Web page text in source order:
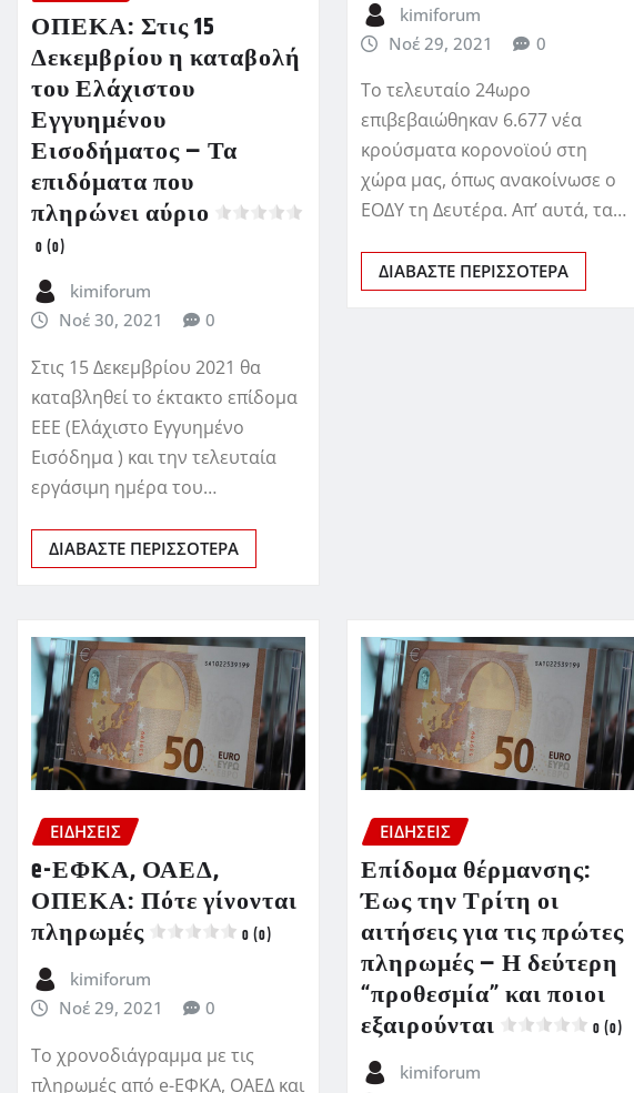
ΟΠΕΚΑ: Στις 15
Δεκεμβρίου η καταβολή
του Ελάχιστου
Εγγυημένου
Εισοδήματος – Τα
επιδόματα που
πληρώνει αύριο
0 (0)
kimiforum
Νοέ 30, 2021
0
Στις 15 Δεκεμβρίου 2021 θα
καταβληθεί το έκτακτο επίδομα
ΕΕΕ (Ελάχιστο Εγγυημένο
Εισόδημα ) και την τελευταία
εργάσιμη ημέρα του…
ΔΙΑΒΆΣΤΕ ΠΕΡΙΣΣΌΤΕΡΑ
kimiforum
Νοέ 29, 2021
0
Το τελευταίο 24ωρο
επιβεβαιώθηκαν 6.677 νέα
κρούσματα κορονοϊού στη
χώρα μας, όπως ανακοίνωσε ο
ΕΟΔΥ τη Δευτέρα. Απ’ αυτά, τα…
ΔΙΑΒΆΣΤΕ ΠΕΡΙΣΣΌΤΕΡΑ
ΕΙΔΗΣΕΙΣ
e-ΕΦΚΑ, ΟΑΕΔ,
ΟΠΕΚΑ: Πότε γίνονται
πληρωμές
0 (0)
kimiforum
Νοέ 29, 2021
0
Το χρονοδιάγραμμα με τις
πληρωμές από e-ΕΦΚΑ, ΟΑΕΔ και
ΕΙΔΗΣΕΙΣ
Επίδομα θέρμανσης:
Έως την Τρίτη οι
αιτήσεις για τις πρώτες
πληρωμές – Η δεύτερη
“προθεσμία” και ποιοι
εξαιρούνται
0 (0)
kimiforum